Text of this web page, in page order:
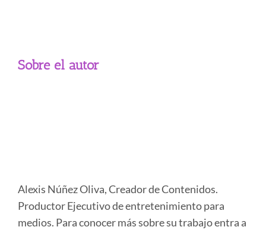
Sobre el autor
Alexis Núñez Oliva, Creador de Contenidos.
Productor Ejecutivo de entretenimiento para
medios. Para conocer más sobre su trabajo entra a